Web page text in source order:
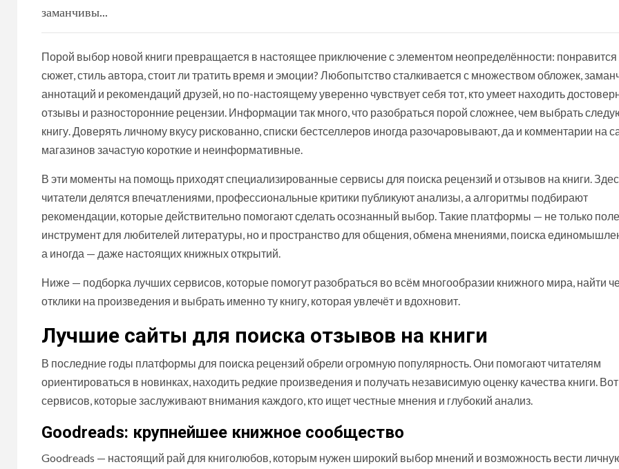
заманчивы...
Порой выбор новой книги превращается в настоящее приключение с элементом неопределённости: понравится
сюжет, стиль автора, стоит ли тратить время и эмоции? Любопытство сталкивается с множеством обложек,
аннотаций и рекомендаций друзей, но по-настоящему уверенно чувствует себя тот, кто умеет находить
отзывы и разносторонние рецензии. Информации так много, что разобраться порой сложнее, чем выбрать
книгу. Доверять личному вкусу рискованно, списки бестселлеров иногда разочаровывают, да и комментарии на
магазинов зачастую короткие и неинформативные.
В эти моменты на помощь приходят специализированные сервисы для поиска рецензий и отзывов на книги.
читатели делятся впечатлениями, профессиональные критики публикуют анализы, а алгоритмы подбирают
рекомендации, которые действительно помогают сделать осознанный выбор. Такие платформы — не только
инструмент для любителей литературы, но и пространство для общения, обмена мнениями, поиска
а иногда — даже настоящих книжных открытий.
Ниже — подборка лучших сервисов, которые помогут разобраться во всём многообразии книжного мира, найти
отклики на произведения и выбрать именно ту книгу, которая увлечёт и вдохновит.
Лучшие сайты для поиска отзывов на книги
В последние годы платформы для поиска рецензий обрели огромную популярность. Они помогают читателям
ориентироваться в новинках, находить редкие произведения и получать независимую оценку качества книги.
сервисов, которые заслуживают внимания каждого, кто ищет честные мнения и глубокий анализ.
Goodreads: крупнейшее книжное сообщество
Goodreads — настоящий рай для книголюбов, которым нужен широкий выбор мнений и возможность вести